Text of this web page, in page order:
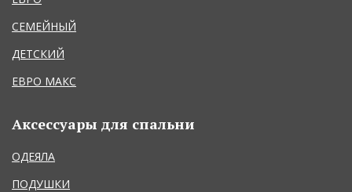
СЕМЕЙНЫЙ
ДЕТСКИЙ
ЕВРО МАКС
Аксессуары для спальни
ОДЕЯЛА
ПОДУШКИ